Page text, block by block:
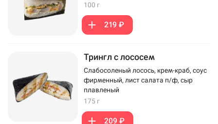
100 г
219 ₽
Трингл с лососем
Слабосоленый лосось, крем-краб, соус
фирменный, лист салата п/ф, сыр
плавленый
175 г
209 ₽